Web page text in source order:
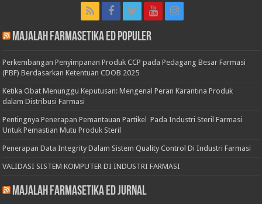
Majalah Farmasetika Ed Populer
Perkembangan Penyimpanan Produk CCP pada Pedagang Besar Farmasi
(PBF) Berdasarkan Ketentuan CDOB 2025
Ketika Obat Menunggu Keputusan: Mengenal Peran Karantina Produk
dalam Distribusi Farmasi
Pentingnya Penerapan Pemantauan Partikel Pada Industri Steril Farmasi
Untuk Pemastian Mutu Produk Steril
Penerapan Data Integrity Dalam Sistem Quality Control Di Industri Farmasi
VALIDASI SISTEM KOMPUTER DI INDUSTRI FARMASI
Majalah Farmasetika Ed Jurnal